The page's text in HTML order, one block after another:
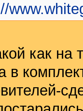
как на
в